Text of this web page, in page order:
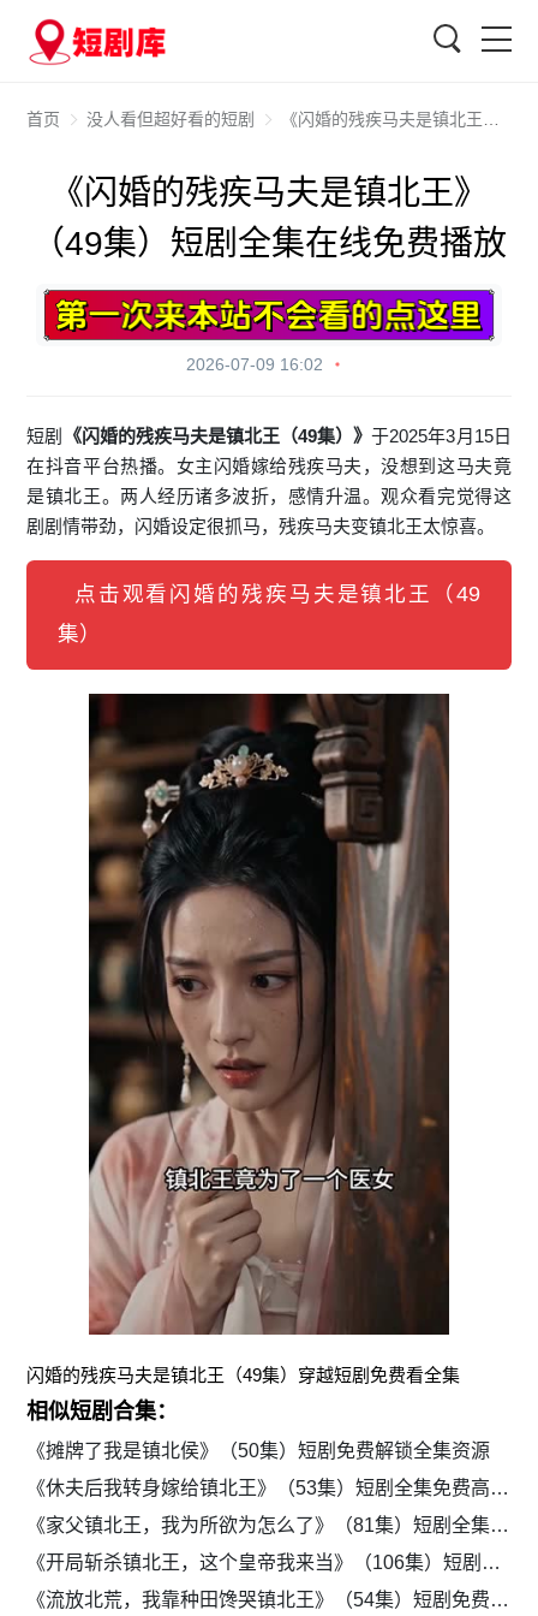
首页 没人看但超好看的短剧 《闪婚的残疾马夫是镇北王》（49集）短剧全集在线免费播放
《闪婚的残疾马夫是镇北王》
（49集）短剧全集在线免费播放
2026-07-09 16:02
短剧 《闪婚的残疾马夫是镇北王（49集）》于2025年3月15日
在抖音平台热播。女主闪婚嫁给残疾马夫，没想到这马夫竟
是镇北王。两人经历诸多波折，感情升温。观众看完觉得这
剧剧情带劲，闪婚设定很抓马，残疾马夫变镇北王太惊喜。
点击观看闪婚的残疾马夫是镇北王（49
集）
闪婚的残疾马夫是镇北王（49集）穿越短剧免费看全集
相似短剧合集：
《摊牌了我是镇北侯》（50集）短剧免费解锁全集资源
《休夫后我转身嫁给镇北王》（53集）短剧全集免费高清播放
《家父镇北王，我为所欲为怎么了》（81集）短剧全集在线流畅观看
《开局斩杀镇北王，这个皇帝我来当》（106集）短剧全集免费在线赏
《流放北荒，我靠种田馋哭镇北王》（54集）短剧免费在线全集欣赏